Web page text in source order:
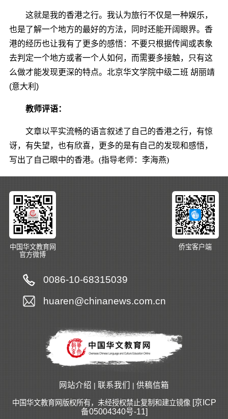
这就是我的香港之行。我认为旅行不仅是一种娱乐，
也是了解一个地方的最好的方法，同时还能开阔眼界。香
港的经历也让我有了更多的感悟：不要只根据传闻或表象
去判定一个地方或者一个人如何，而需要多接触，只有这
么做才能发现更深的特点。北京华文学院中级二班 胡丽靖
(意大利)
教师评语：
文章以平实流畅的语言叙述了自己的香港之行，有惊
讶，有失望，也有欣喜，更多的是有自己的发现和感悟，
写出了自己眼中的香港。(指导老师：李海燕)
中国华文教育网
官方微博
侨宝客户端
0086-10-68315039
huaren@chinanews.com.cn
网站介绍 | 联系我们 | 供稿信箱
中国华文教育网版权所有，未经授权禁止复制和建立镜像 [京ICP
备05004340号-11]